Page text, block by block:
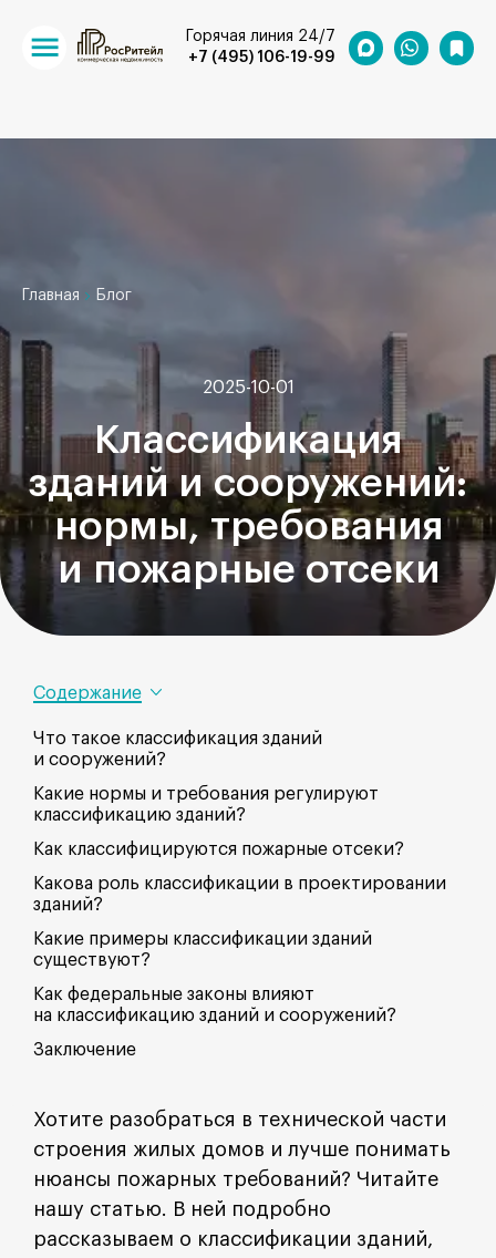
+7 (495) 106-19-99
Горячая линия 24/7
Главная Блог
2025-10-01
Классификация
зданий и сооружений:
нормы, требования
и пожарные отсеки
Содержание
Что такое классификация зданий
и сооружений?
Какие нормы и требования регулируют
классификацию зданий?
Как классифицируются пожарные отсеки?
Какова роль классификации в проектировании
зданий?
Какие примеры классификации зданий
существуют?
Как федеральные законы влияют
на классификацию зданий и сооружений?
Заключение
Хотите разобраться в технической части
строения жилых домов и лучше понимать
нюансы пожарных требований? Читайте
нашу статью. В ней подробно
рассказываем о классификации зданий,